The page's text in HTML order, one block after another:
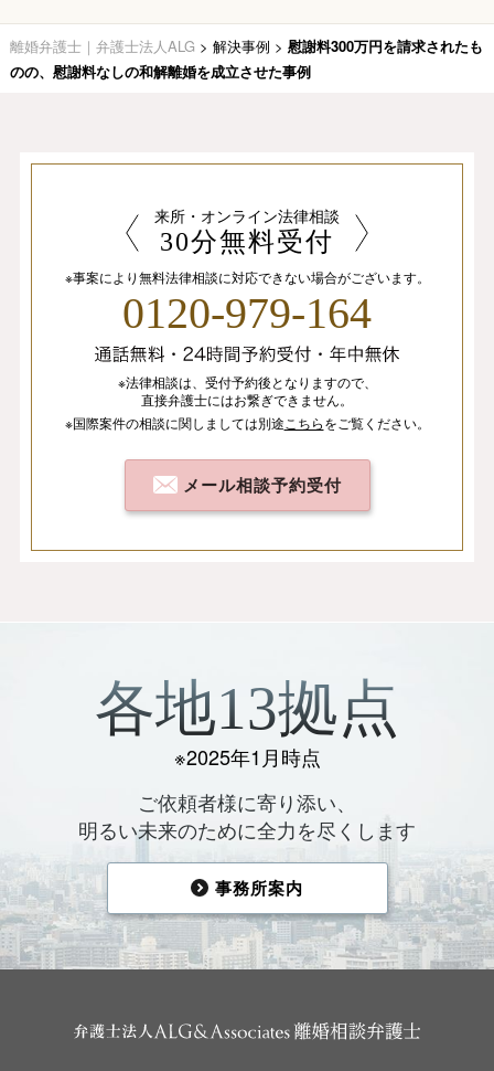
離婚弁護士｜弁護士法人ALG > 解決事例 > 慰謝料300万円を請求されたも
のの、慰謝料なしの和解離婚を成立させた事例
来所・オンライン法律相談
30分無料受付
※事案により無料法律相談に対応できない場合がございます。
0120-979-164
※法律相談は、 受付予約後となりますので、
直接弁護士にはお繋ぎできません。
※国際案件の相談に関しましては別途 こちらをご覧ください。
メール相談予約受付
各地13拠点
※2025年1月時点
ご依頼者様に寄り添い、
明るい未来のために全力を尽くします
事務所案内